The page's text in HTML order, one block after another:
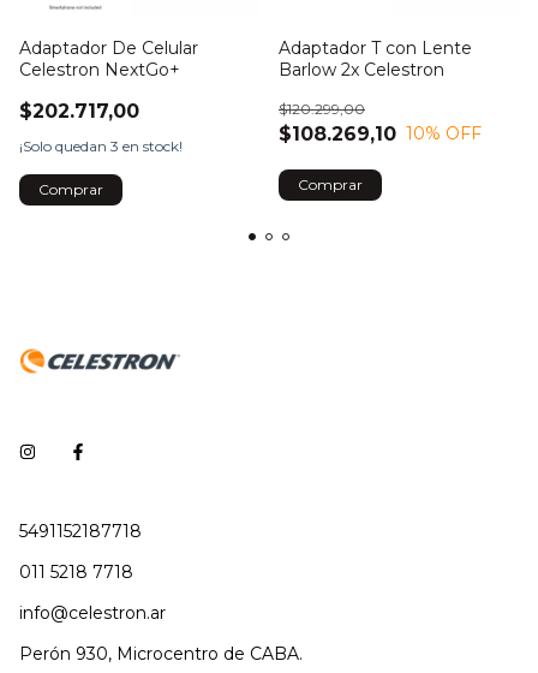
Adaptador De Celular
Celestron NextGo+
$202.717,00
¡Solo quedan 3 en stock!
Adaptador T con Lente
Barlow 2x Celestron
$108.269,10
$120.299,00
10% OFF
Comprar
5491152187718
011 5218 7718
info@celestron.ar
Perón 930, Microcentro de CABA.